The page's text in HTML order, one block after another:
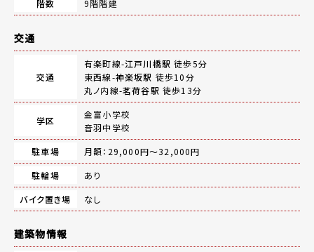
階数 9階階建
交通
交通
有楽町線-江戸川橋駅 徒歩5分
東西線-神楽坂駅 徒歩10分
丸ノ内線-茗荷谷駅 徒歩13分
学区
金富小学校
音羽中学校
駐車場
月額：29,000円～32,000円
駐輪場
あり
バイク置き場
なし
建築物情報